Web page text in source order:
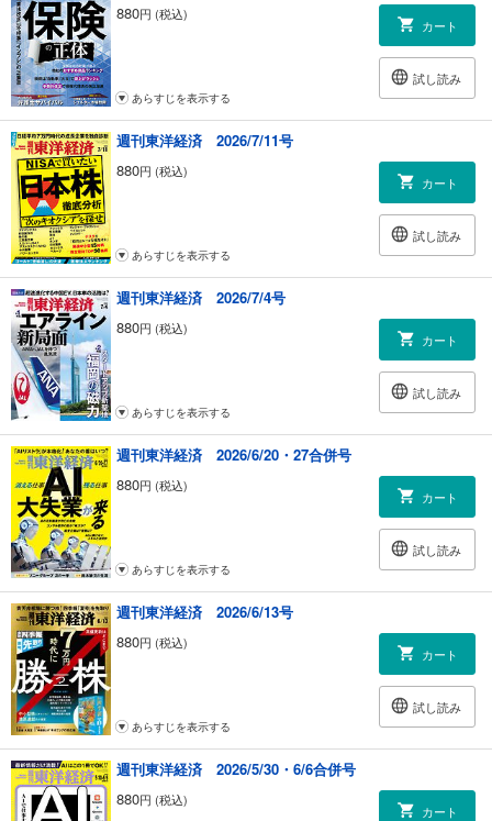
連載
｜経済を見る眼｜政府統計があぶり出した課題／太田聰一
｜Hot Issue｜送電線の利用ルールは合理性を欠く／安田 陽
｜ゴルフざんまい｜円熟した強さで生還したタイガー・ウッズ／三田村
昌鳳
｜トップに直撃｜吉澤和弘●NTTドコモ社長
｜マネー潮流｜日銀の「出口戦略」における難関／森田長太郎
｜少数異見｜遠きにありて思うのでは色あせる一方のふるさと
｜人が集まる街 逃げる街｜銀座｜復権を果たした唯一無二の街／牧野知
弘
｜US Affairs｜民主化への流れが逆行 フクヤマが警鐘鳴らす／会田弘継
｜中国動態｜高速鉄道が香港乗り入れ 強まる本土の支配力／田中信彦
｜グローバルアイ｜地位を濫用しているのはグーグルではなくＥＵ／パ
スカル・サラン
｜フォーカス政治｜自民党総裁選挙 問われる政策・改革構想／牧原 出
｜知の技法 出世の作法｜翁長雄志知事に見る沖縄人の矜持／佐藤 優
｜歴史の論理｜法事と読経で感じる東アジアの教育の価値／岡本隆司
｜非常時の組織論｜デキない上司はアメとムチの使い方が下手／伊藤祐
靖
｜ブックス＆トレンズ｜『感性は感動しない』を書いた椹木野衣氏に聞
く ほか
｜サラリーマン弾丸紀行｜徳島の山奥にある奇跡の料亭へ／橋賀秀紀
｜平成経済の証言｜周囲は悲観一色だったがうまくいったセブン銀行／
安齋 隆
｜Readers＆Editors｜読者の手紙、編集部から
880円 (税込)
カート
試し読み
あらすじを表示する
週刊東洋経済 2026/7/11号
880円 (税込)
カート
試し読み
あらすじを表示する
週刊東洋経済 2026/7/4号
880円 (税込)
カート
試し読み
あらすじを表示する
週刊東洋経済 2026/6/20・27合併号
880円 (税込)
カート
試し読み
あらすじを表示する
週刊東洋経済 2026/6/13号
880円 (税込)
カート
試し読み
あらすじを表示する
週刊東洋経済 2026/5/30・6/6合併号
880円 (税込)
カート